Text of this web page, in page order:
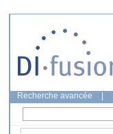
Recherche avancée